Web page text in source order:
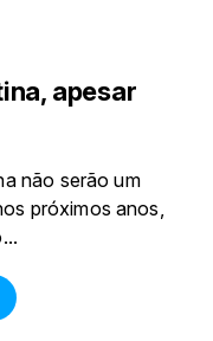
apesar
não serão um
próximos anos,